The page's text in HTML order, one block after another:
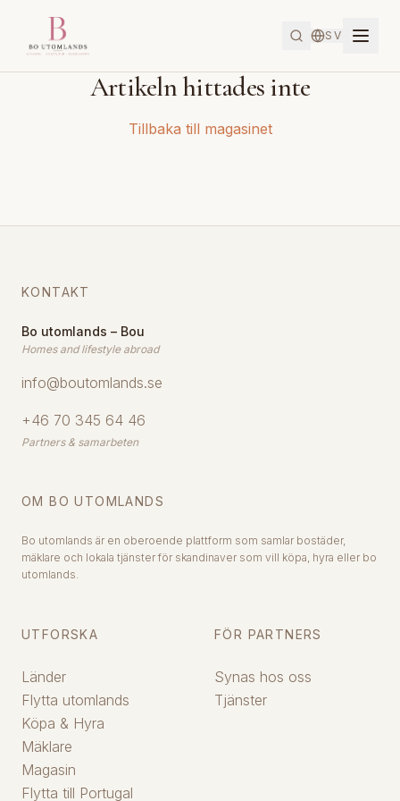
SV
Artikeln hittades inte
Tillbaka till magasinet
KONTAKT
Bo utomlands – Bou
Homes and lifestyle abroad
info@boutomlands.se
+46 70 345 64 46
Partners & samarbeten
OM BO UTOMLANDS
Bo utomlands är en oberoende plattform som samlar bostäder,
mäklare och lokala tjänster för skandinaver som vill köpa, hyra eller bo
utomlands.
UTFORSKA
Länder
Flytta utomlands
Köpa & Hyra
Mäklare
Magasin
Flytta till Portugal
FÖR PARTNERS
Synas hos oss
Tjänster